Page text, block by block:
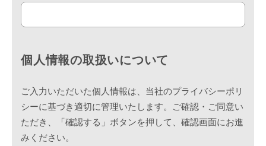
個人情報の取扱いについて
ご入力いただいた個人情報は、当社のプライバシーポリ
シーに基づき適切に管理いたします。ご確認・ご同意い
ただき、「確認する」ボタンを押して、確認画面にお進
みください。